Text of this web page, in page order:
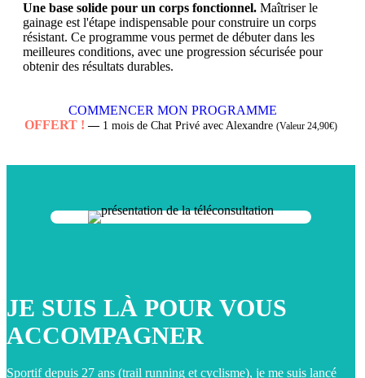
Une base solide pour un corps fonctionnel. Maîtriser le
gainage est l'étape indispensable pour construire un corps
résistant. Ce programme vous permet de débuter dans les
meilleures conditions, avec une progression sécurisée pour
obtenir des résultats durables.
COMMENCER MON PROGRAMME
OFFERT ! — 1 mois de Chat Privé avec Alexandre (Valeur 24,90€)
JE SUIS LÀ POUR VOUS
ACCOMPAGNER
Sportif depuis 27 ans (trail running et cyclisme), je me suis lancé